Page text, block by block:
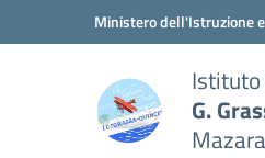
Vai ai contenuti
Vai al menu di navigazione
Ministero dell'Istruzione
Istituto
G.